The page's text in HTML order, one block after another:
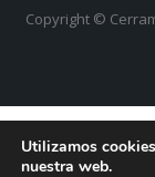
Copyright ©
Utilizamos
nuestra web.
Financiado